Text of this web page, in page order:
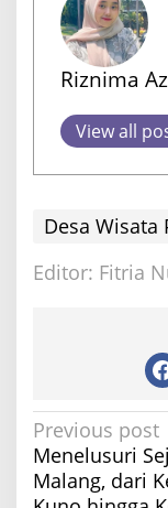
Riznima
View all
Desa Wisata
Editor: Fitria
P
o
s
Previous post
Menelusuri
Malang, dari